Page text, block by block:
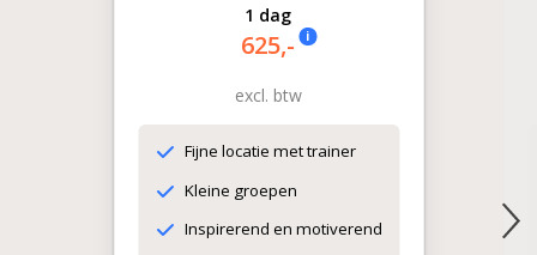
1 dag
625,- i
excl. btw
Fijne locatie met trainer
Kleine groepen
Inspirerend en motiverend